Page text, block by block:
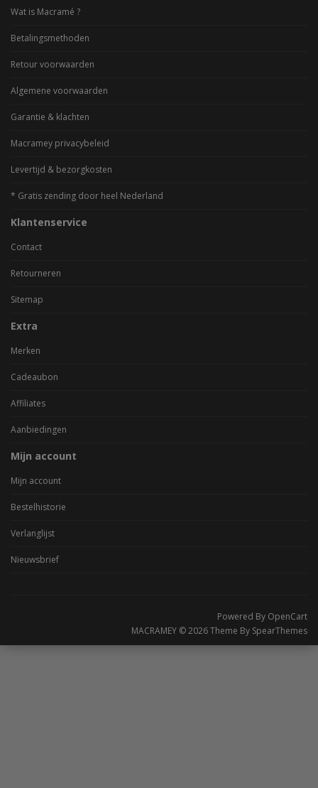
Wat is Macramé ?
Betalingsmethoden
Retour voorwaarden
Algemene voorwaarden
Garantie & klachten
Macramey privacybeleid
Levertijd & bezorgkosten
* Gratis zending door heel Nederland
Klantenservice
Contact
Retourneren
Sitemap
Extra
Merken
Cadeaubon
Affiliates
Aanbiedingen
Mijn account
Mijn account
Bestelhistorie
Verlanglijst
Nieuwsbrief
Powered By OpenCart
MACRAMEY © 2026 Theme By SpearThemes